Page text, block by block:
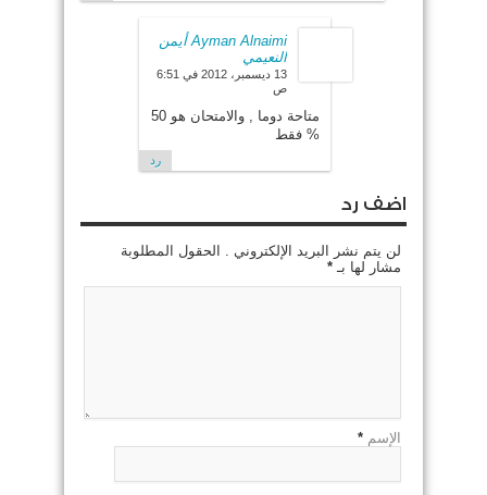
Ayman Alnaimi أيمن
النعيمي
13 ديسمبر، 2012 في 6:51
ص
متاحة دوما , والامتحان هو 50
% فقط
رد
اضف رد
لن يتم نشر البريد الإلكتروني . الحقول المطلوبة
مشار لها بـ *
الإسم *